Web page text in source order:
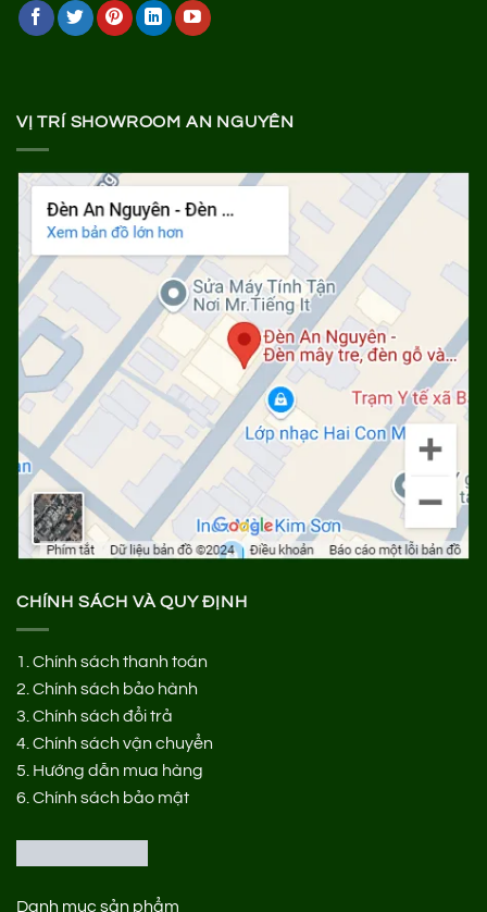
VỊ TRÍ SHOWROOM AN NGUYÊN
CHÍNH SÁCH VÀ QUY ĐỊNH
1. Chính sách thanh toán
2. Chính sách bảo hành
3. Chính sách đổi trả
4. Chính sách vận chuyển
5. Hướng dẫn mua hàng
6. Chính sách bảo mật
Danh mục sản phẩm